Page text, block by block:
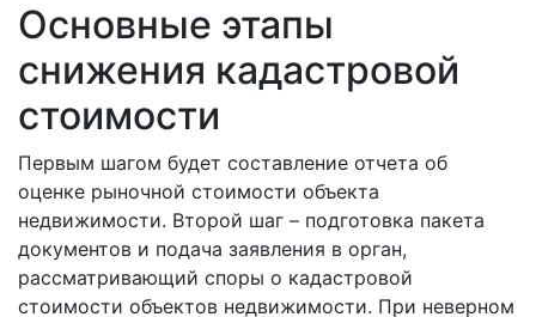
Основные этапы
снижения кадастровой
стоимости
Первым шагом будет составление отчета об
оценке рыночной стоимости объекта
недвижимости. Второй шаг – подготовка пакета
документов и подача заявления в орган,
рассматривающий споры о кадастровой
стоимости объектов недвижимости. При неверном